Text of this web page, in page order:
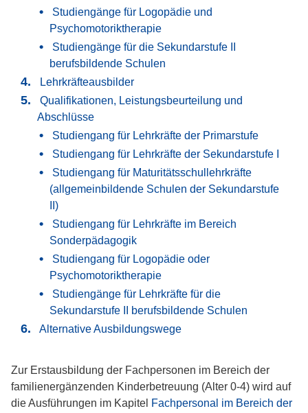
Studiengänge für Logopädie und
Psychomotoriktherapie
Studiengänge für die Sekundarstufe II
berufsbildende Schulen
Lehrkräfteausbilder
Qualifikationen, Leistungsbeurteilung und
Abschlüsse
Studiengang für Lehrkräfte der Primarstufe
Studiengang für Lehrkräfte der Sekundarstufe I
Studiengang für Maturitätsschullehrkräfte
(allgemeinbildende Schulen der Sekundarstufe
II)
Studiengang für Lehrkräfte im Bereich
Sonderpädagogik
Studiengang für Logopädie oder
Psychomotoriktherapie
Studiengänge für Lehrkräfte für die
Sekundarstufe II berufsbildende Schulen
Alternative Ausbildungswege
Zur Erstausbildung der Fachpersonen im Bereich der
familienergänzenden Kinderbetreuung (Alter 0-4) wird auf
die Ausführungen im Kapitel Fachpersonal im Bereich der